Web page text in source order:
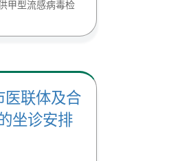
甲型流感病毒检
联体及合
坐诊安排